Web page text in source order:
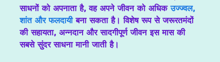
साधनों को अपनाता है, वह अपने जीवन को अधिकउज्ज्वल,
शांत और फलदायीबना सकता है। विशेष रूप से जरूरतमंदों
की सहायता, अन्नदान और सादगीपूर्ण जीवन इस मास की
सबसे सुंदर साधना मानी जाती है।